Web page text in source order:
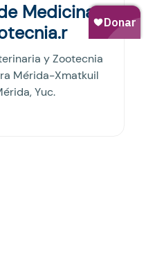
Medicina
y Zootecnia
Mérida-Xmatkuil
Yuc.